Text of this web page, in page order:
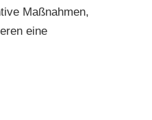
Maßnahmen,
eine